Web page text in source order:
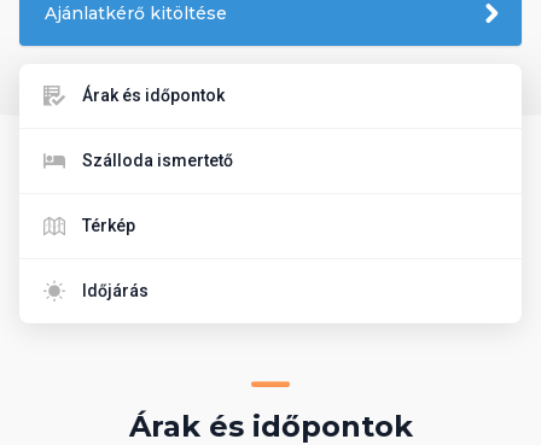
Ajánlatkérő kitöltése
Árak és időpontok
Szálloda ismertető
Térkép
Időjárás
Árak és időpontok